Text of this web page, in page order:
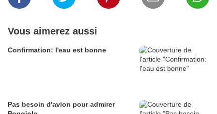
Vous aimerez aussi
Confirmation: l'eau est bonne
Pas besoin d'avion pour admirer